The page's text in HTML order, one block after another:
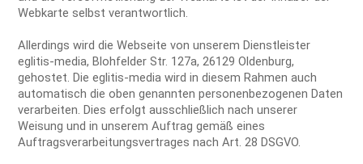
Webkarte selbst verantwortlich.
Allerdings wird die Webseite von unserem Dienstleister
eglitis-media, Blohfelder Str. 127a, 26129 Oldenburg,
gehostet. Die eglitis-media wird in diesem Rahmen auch
automatisch die oben genannten personenbezogenen Daten
verarbeiten. Dies erfolgt ausschließlich nach unserer
Weisung und in unserem Auftrag gemäß eines
Auftragsverarbeitungsvertrages nach Art. 28 DSGVO.